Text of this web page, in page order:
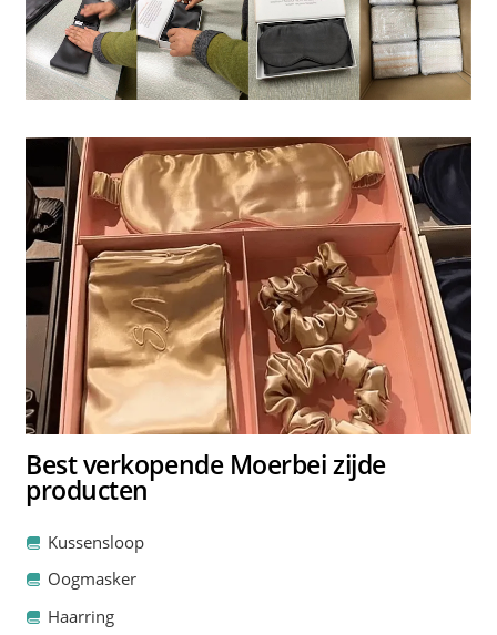
Best verkopende Moerbei zijde
producten
Kussensloop
Oogmasker
Haarring